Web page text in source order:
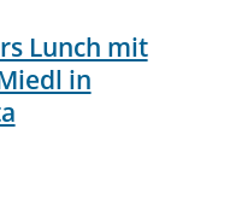
Lunch mit
in